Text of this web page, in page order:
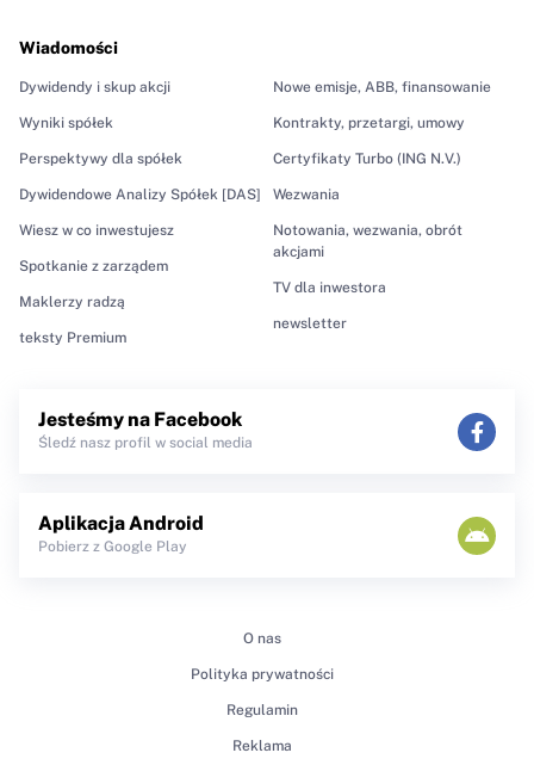
Wiadomości
Dywidendy i skup akcji
Wyniki spółek
Perspektywy dla spółek
Dywidendowe Analizy Spółek [DAS]
Wiesz w co inwestujesz
Spotkanie z zarządem
Maklerzy radzą
teksty Premium
Nowe emisje, ABB, finansowanie
Kontrakty, przetargi, umowy
Certyfikaty Turbo (ING N.V.)
Wezwania
Notowania, wezwania, obrót
akcjami
TV dla inwestora
newsletter
Jesteśmy na Facebook
Śledź nasz profil w social media
Aplikacja Android
Pobierz z Google Play
O nas
Polityka prywatności
Regulamin
Reklama